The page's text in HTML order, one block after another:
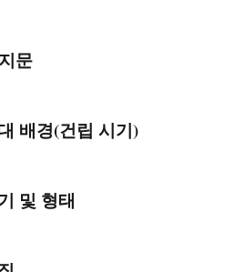
문
배경(건립 시기)
및 형태